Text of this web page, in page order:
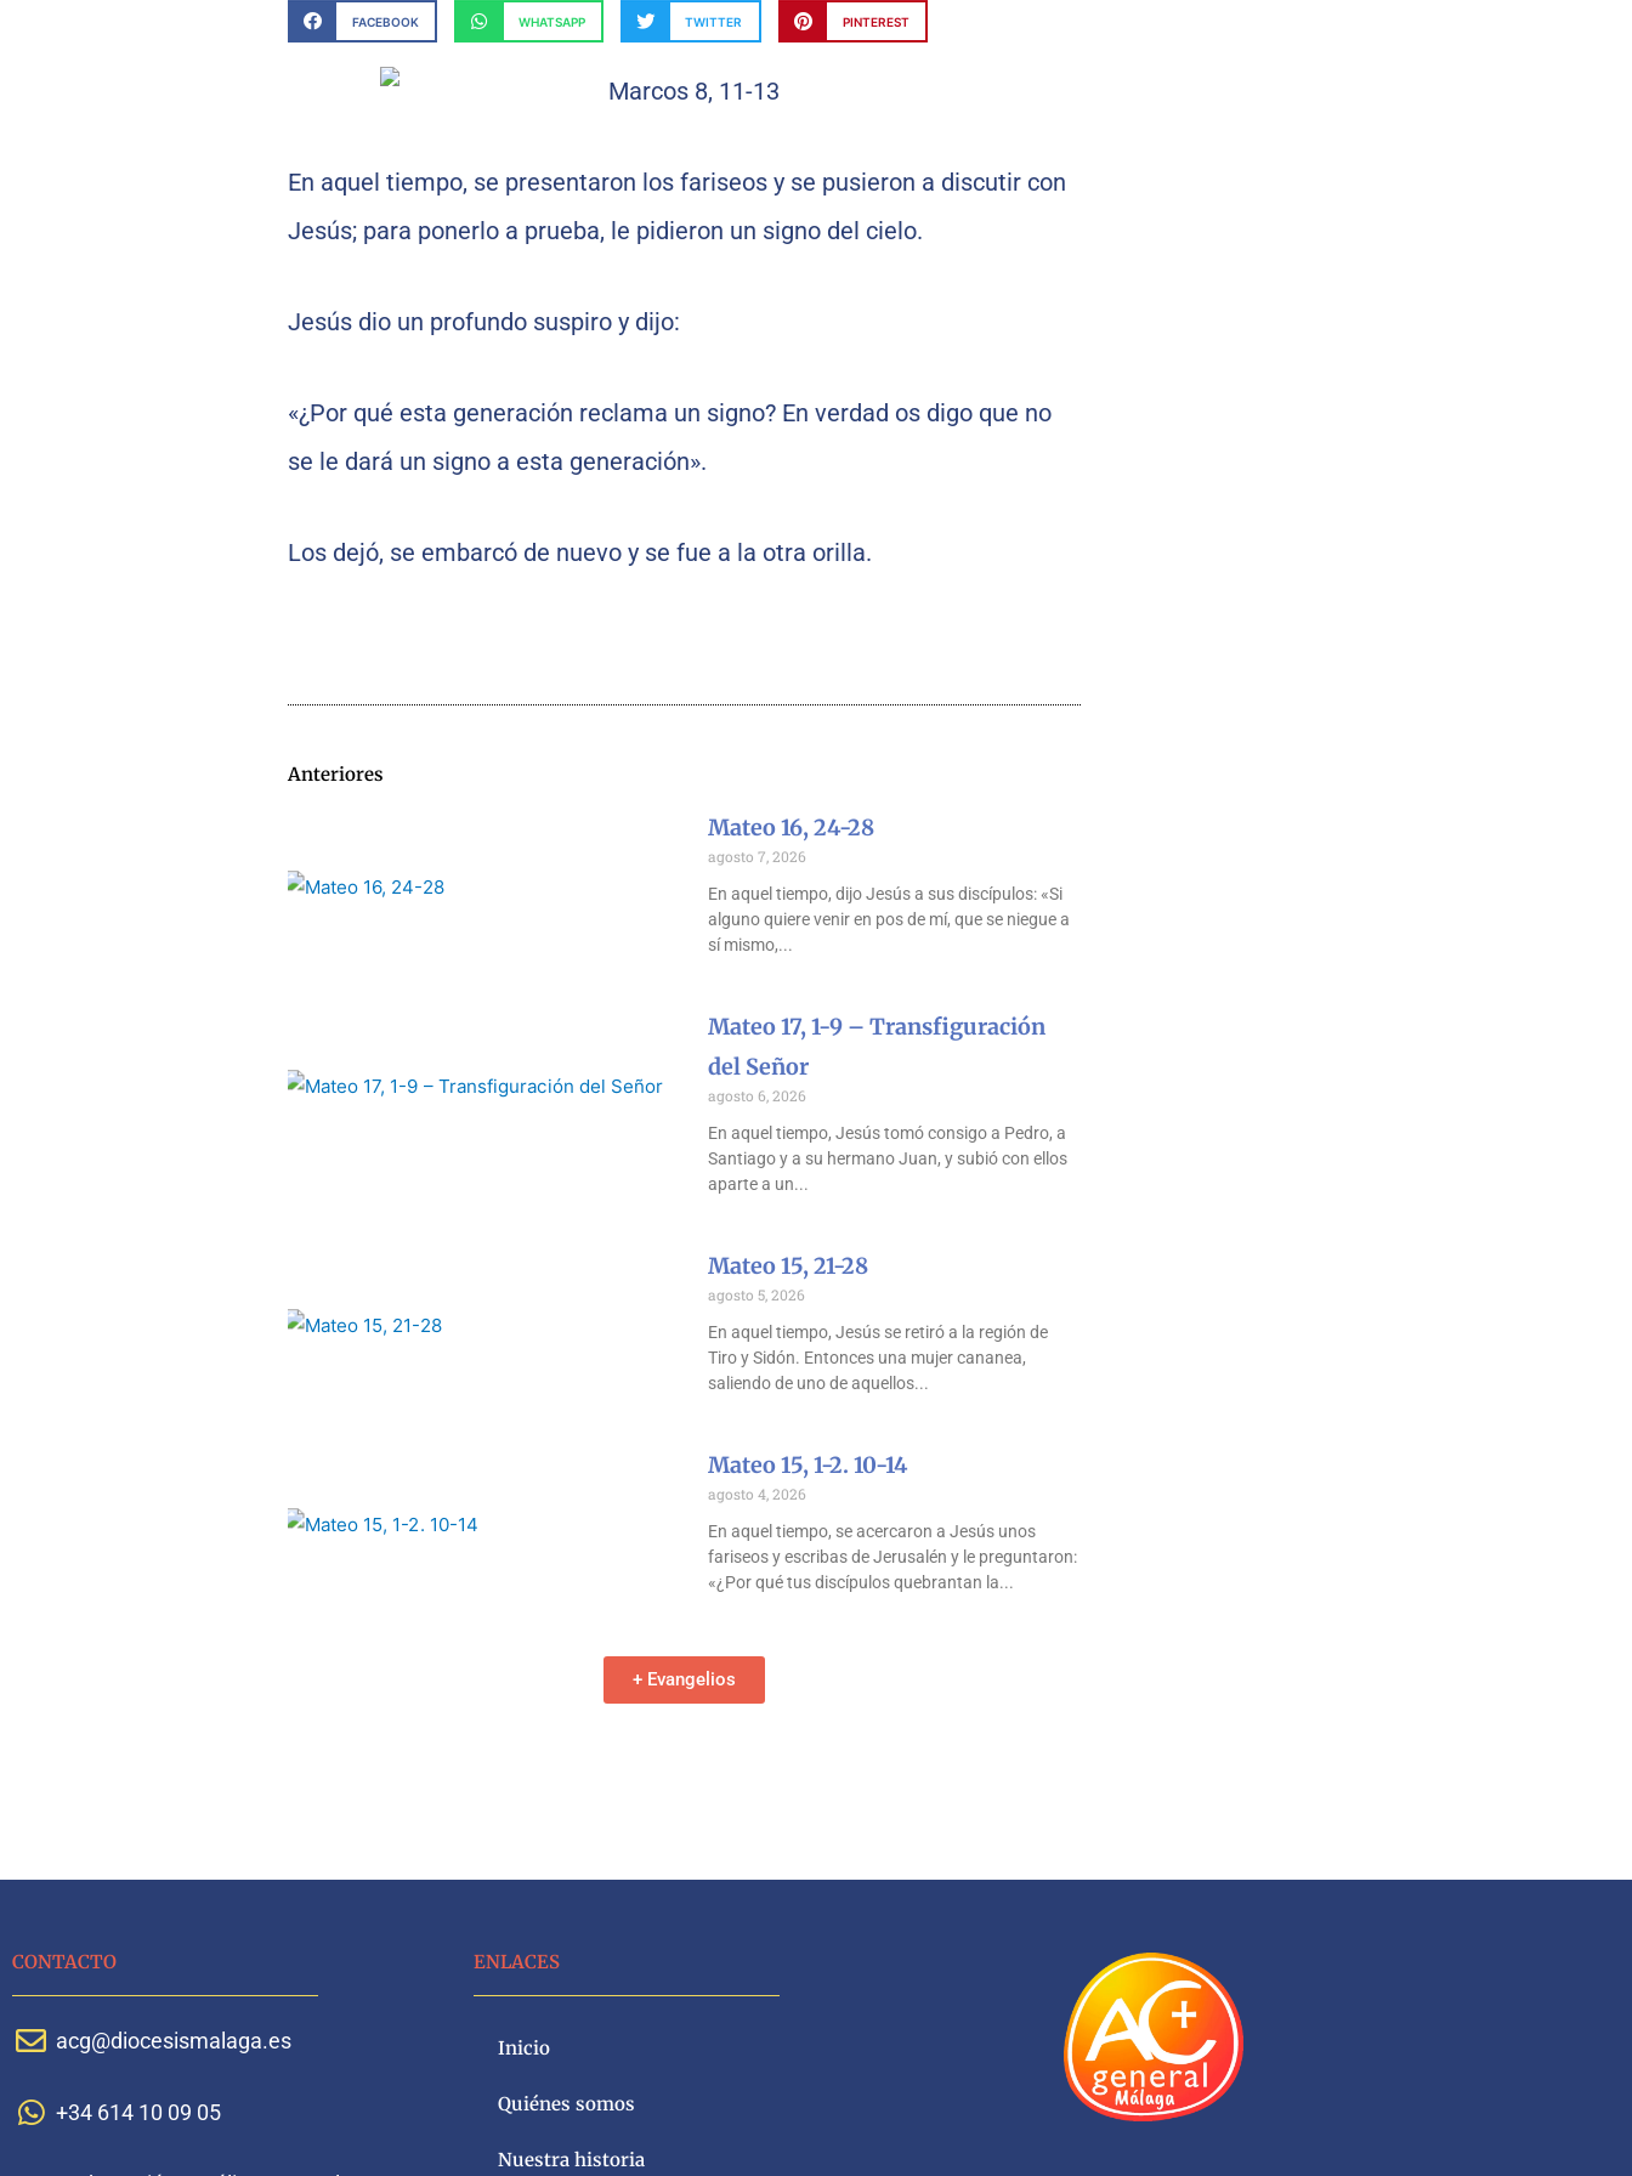
FACEBOOK WHATSAPP TWITTER PINTEREST
En aquel tiempo, se presentaron los fariseos y se pusieron a discutir con
Jesús; para ponerlo a prueba, le pidieron un signo del cielo.
Jesús dio un profundo suspiro y dijo:
«¿Por qué esta generación reclama un signo? En verdad os digo que no
se le dará un signo a esta generación».
Los dejó, se embarcó de nuevo y se fue a la otra orilla.
Anteriores
Mateo 16, 24-28
agosto 7, 2026
En aquel tiempo, dijo Jesús a sus discípulos: «Si
alguno quiere venir en pos de mí, que se niegue a
sí mismo,
Mateo 17, 1-9 – Transfiguración
del Señor
agosto 6, 2026
En aquel tiempo, Jesús tomó consigo a Pedro, a
Santiago y a su hermano Juan, y subió con ellos
aparte a un
Mateo 15, 21-28
agosto 5, 2026
En aquel tiempo, Jesús se retiró a la región de
Tiro y Sidón. Entonces una mujer cananea,
saliendo de uno de aquellos
Mateo 15, 1-2. 10-14
agosto 4, 2026
En aquel tiempo, se acercaron a Jesús unos
fariseos y escribas de Jerusalén y le preguntaron:
«¿Por qué tus discípulos quebrantan la
+ Evangelios
CONTACTO
acg@diocesismalaga.es
+34 614 10 09 05
ENLACES
Inicio
Quiénes somos
Nuestra historia